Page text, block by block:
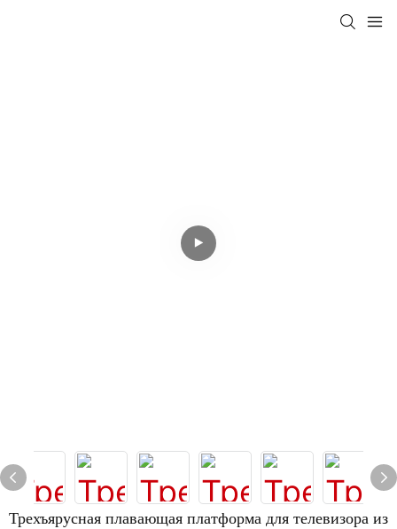
Трехъярусная плавающая платформа для телевизора из